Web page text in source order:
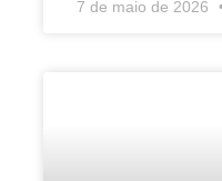
7 de maio de 2026